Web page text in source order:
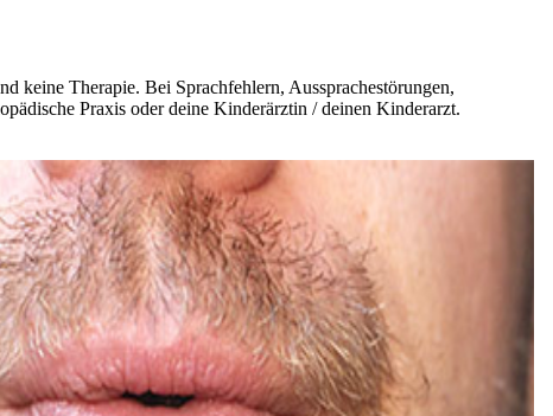
keine Therapie. Bei Sprachfehlern, Aussprachestörungen,
Praxis oder deine Kinderärztin / deinen Kinderarzt.